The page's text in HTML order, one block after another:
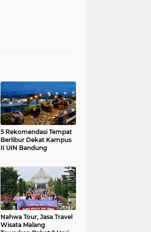
5 Rekomendasi Tempat
Berlibur Dekat Kampus
II UIN Bandung
Nahwa Tour, Jasa Travel
Wisata Malang